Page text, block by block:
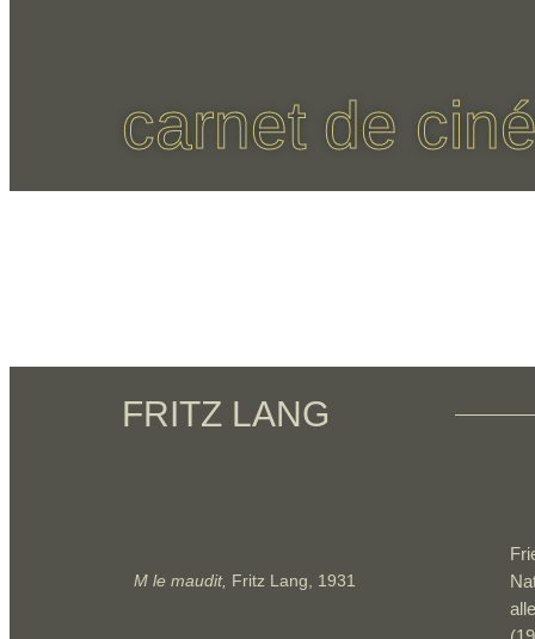
carnet de
FRITZ LANG
M le maudit, Fritz Lang, 1931